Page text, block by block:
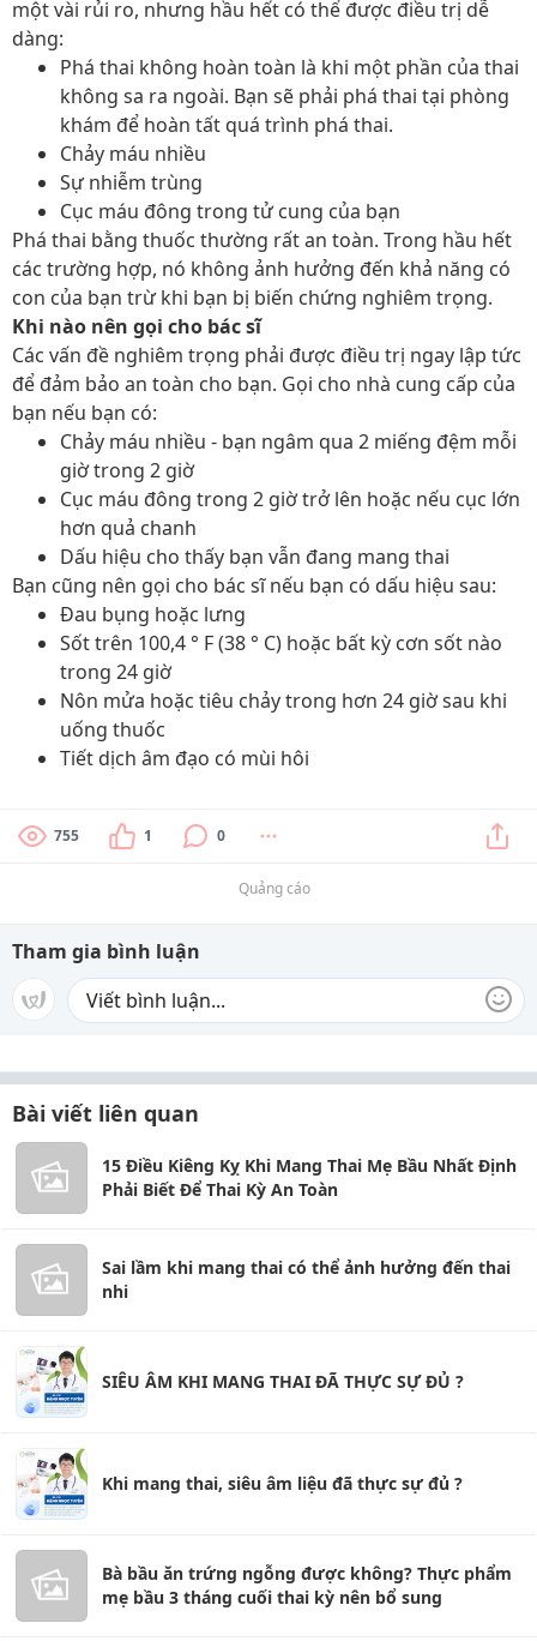
một vài rủi ro, nhưng hầu hết có thể được điều trị dễ
dàng:
Phá thai không hoàn toàn là khi một phần của thai
không sa ra ngoài. Bạn sẽ phải phá thai tại phòng
khám để hoàn tất quá trình phá thai.
Chảy máu nhiều
Sự nhiễm trùng
Cục máu đông trong tử cung của bạn
Phá thai bằng thuốc thường rất an toàn. Trong hầu hết
các trường hợp, nó không ảnh hưởng đến khả năng có
con của bạn trừ khi bạn bị biến chứng nghiêm trọng.
Khi nào nên gọi cho bác sĩ
Các vấn đề nghiêm trọng phải được điều trị ngay lập tức
để đảm bảo an toàn cho bạn. Gọi cho nhà cung cấp của
bạn nếu bạn có:
Chảy máu nhiều - bạn ngâm qua 2 miếng đệm mỗi
giờ trong 2 giờ
Cục máu đông trong 2 giờ trở lên hoặc nếu cục lớn
hơn quả chanh
Dấu hiệu cho thấy bạn vẫn đang mang thai
Bạn cũng nên gọi cho bác sĩ nếu bạn có dấu hiệu sau:
Đau bụng hoặc lưng
Sốt trên 100,4 ° F (38 ° C) hoặc bất kỳ cơn sốt nào
trong 24 giờ
Nôn mửa hoặc tiêu chảy trong hơn 24 giờ sau khi
uống thuốc
Tiết dịch âm đạo có mùi hôi
755 1 0
Quảng cáo
Tham gia bình luận
Bài viết liên quan
15 Điều Kiêng Kỵ Khi Mang Thai Mẹ Bầu Nhất Định
Phải Biết Để Thai Kỳ An Toàn
Sai lầm khi mang thai có thể ảnh hưởng đến thai
nhi
SIÊU ÂM KHI MANG THAI ĐÃ THỰC SỰ ĐỦ ?
Khi mang thai, siêu âm liệu đã thực sự đủ ?
Bà bầu ăn trứng ngỗng được không? Thực phẩm
mẹ bầu 3 tháng cuối thai kỳ nên bổ sung